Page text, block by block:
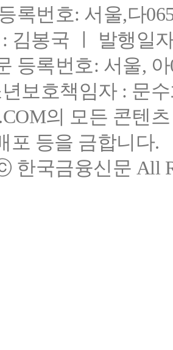
록번호: 서울,다
김봉국 ㅣ 발행일
등록번호: 서울,
보호책임자 : 문
의 모든 콘텐
포 등을 금합니다.
한국금융신문 All